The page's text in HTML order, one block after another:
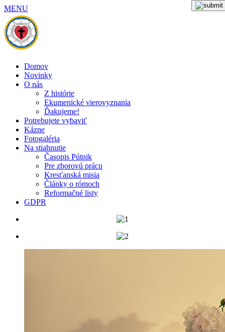
MENU
Domov
Novinky
O nás
Z histórie
Ekumenické vierovyznania
Ďakujeme!
Potrebujete vybaviť
Kázne
Fotogaléria
Na stiahnutie
Časopis Pútnik
Pre zborovú prácu
Kresťanská misia
Články o rómoch
Reformačné listy
GDPR